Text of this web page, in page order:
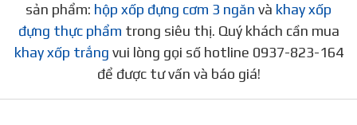
sản phẩm: hộp xốp đựng cơm 3 ngăn và khay xốp
đựng thực phẩm trong siêu thị. Quý khách cần mua
khay xốp trắng vui lòng gọi số hotline 0937-823-164
để được tư vấn và báo giá!